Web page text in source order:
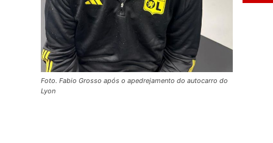
Foto. Fabio Grosso após o apedrejamento do autocarro do
Lyon